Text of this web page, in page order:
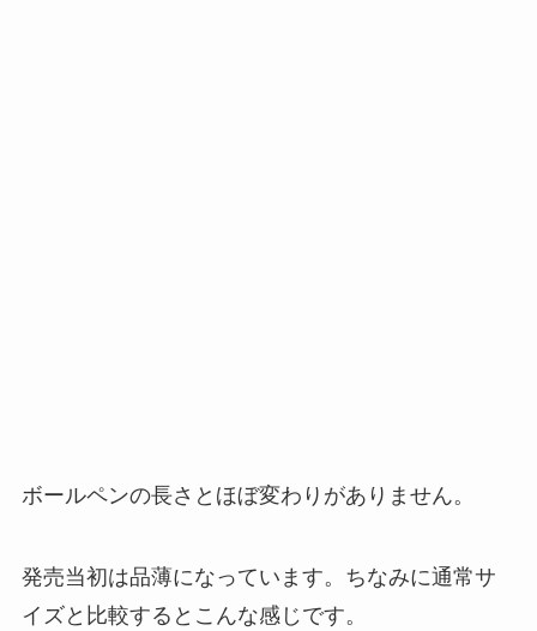
ボールペンの長さとほぼ変わりがありません。
発売当初は品薄になっています。ちなみに通常サ
イズと比較するとこんな感じです。